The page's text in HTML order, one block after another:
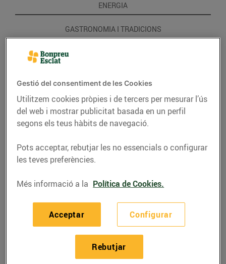
ENERGIA
GASTRONOMIA I TRADICIONS
RECEPTES
Nius d’ous de guatlla
amb oli de tòfona
28/de desembre/2020
Gestió del consentiment de les Cookies
Utilitzem cookies pròpies i de tercers per mesurar l’ús
del web i mostrar publicitat basada en un perfil
segons els teus hàbits de navegació.
Pots acceptar, rebutjar les no essencials o configurar
les teves preferències.
Més informació a la Política de Cookies.
Configurar
Rebutjar
Acceptar